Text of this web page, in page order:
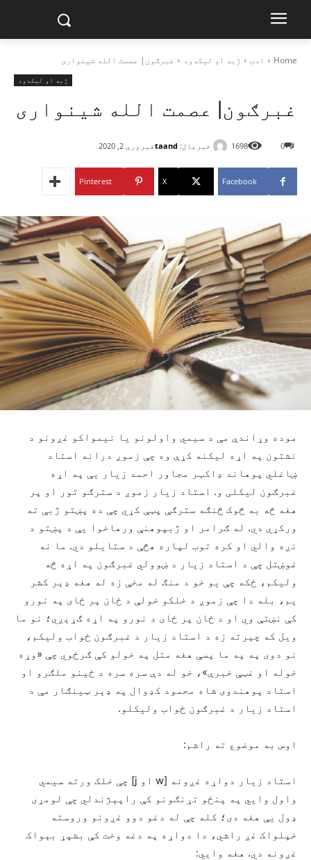
Home ادب ژبه او لیکدود غبرګون| عصمت الله شینواری
ژبه او لیکدود
غبرګون| عصمت الله شینواری
خبریال: taandفبروري 2, 2020 0
1698
Facebook
X
Pinterest
موده وړاندې مې د سیمي واولونو یا نیمواکو غږونو د
نشتون په اړه لیکنه کړې وه چې زموږ درانه استاد
ښاغلي پوهاند ډاکټر مجاور احمد زیار یې په اړه
غبرګون لیکلی و. استاد زیار زموږ د سترګو تور او پر
هغه څه به څوک څنګه سترګې پټې کړي چې ده پښتو ژبې ته
ورکړي دي. له ګرامر او ژبپوهنې ورهاخوا یې د پښتو د
نږه والي او کره توب لپاره هڅې د ستایلو دي. ما نه
غوښتل چې د استاد زیار د ښوولي غبرګون په اړه څه
ولیکم، ځکه چې یو خو د منګ له مخې زه له هغه ډېر کشر
یم، بله دا چې زموږ د خلکو خولې د ځان پر ځای په نورو
کې نښتې وي او د ځان پر ځای د نورو په اړه ګړېږي؛ نو ما
ویل که چېرته زه د استاد زیار د غبرګون ځواب ولیکم،
نو دوی په په ما پسې هغه متل په خولو کې ګرځوي چې «وړه
خوله او غټې خبرې»، خو له دې سره سره د ځینو ملګرو او
استاد پوهندوی شاه محمود کډوال په ډېر ټینګار مې د
استاد زیار د غبرګون ځواب ولیکلو.
اوس به موضوع ته راشم:
استاد زیار دواړه غږونه [w او j] چې خلک ورته سیمي
واول وایي په پنځو تړنګونو کې راپېژندلي چې لومړی
ډول یې هغه دی؛ کله چې له دغو دوو غږونو وروسته
خپلواک غږ راشي، دا دواړه په دغه وخت کې بشپړ بېواک
غږونه دي. هغه وايي: